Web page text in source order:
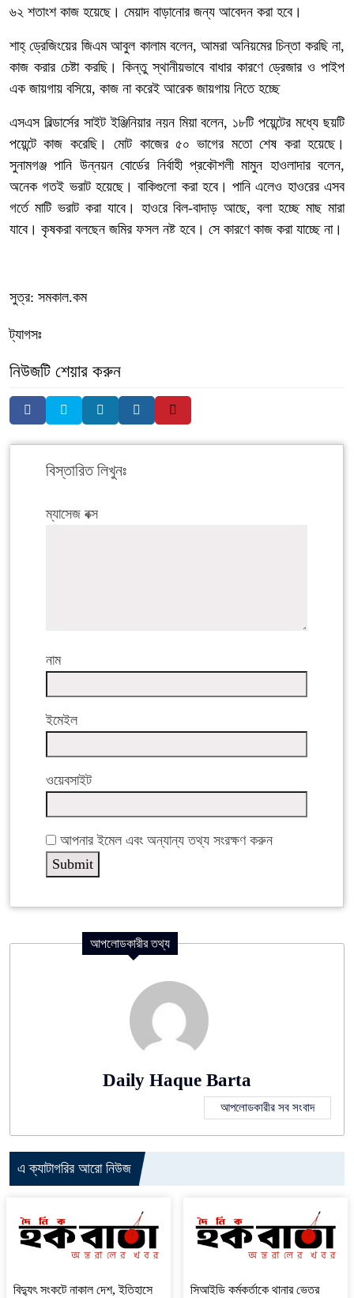
৬২ শতাংশ কাজ হয়েছে। মেয়াদ বাড়ানোর জন্য আবেদন করা হবে।
শাহ্ ড্রেজিংয়ের জিএম আবুল কালাম বলেন, আমরা অনিয়মের চিন্তা করছি না,
কাজ করার চেষ্টা করছি। কিন্তু স্থানীয়ভাবে বাধার কারণে ড্রেজার ও পাইপ
এক জায়গায় বসিয়ে, কাজ না করেই আরেক জায়গায় নিতে হচ্ছে
এসএস বিল্ডার্সের সাইট ইঞ্জিনিয়ার নয়ন মিয়া বলেন, ১৮টি পয়েন্টের মধ্যে ছয়টি
পয়েন্টে কাজ করেছি। মোট কাজের ৫০ ভাগের মতো শেষ করা হয়েছে।
সুনামগঞ্জ পানি উন্নয়ন বোর্ডের নির্বাহী প্রকৌশলী মামুন হাওলাদার বলেন,
অনেক গতই ভরাট হয়েছে। বাকিগুলো করা হবে। পানি এলেও হাওরের এসব
গর্তে মাটি ভরাট করা যাবে। হাওরে বিল-বাদাড় আছে, বলা হচ্ছে মাছ মারা
যাবে। কৃষকরা বলছেন জমির ফসল নষ্ট হবে। সে কারণে কাজ করা যাচ্ছে না।
সুত্র: সমকাল.কম
ট্যাগসঃ
নিউজটি শেয়ার করুন
বিস্তারিত লিখুনঃ
ম্যাসেজ বক্স
নাম
ইমেইল
ওয়েবসাইট
আপনার ইমেল এবং অন্যান্য তথ্য সংরক্ষণ করুন
আপলোডকারীর তথ্য
Daily Haque Barta
আপলোডকারীর সব সংবাদ
এ ক্যাটাগরির আরো নিউজ
বিদ্যুৎ সংকটে নাকাল দেশ, ইতিহাসে
সিআইডি কর্মকর্তাকে থানার ভেতর